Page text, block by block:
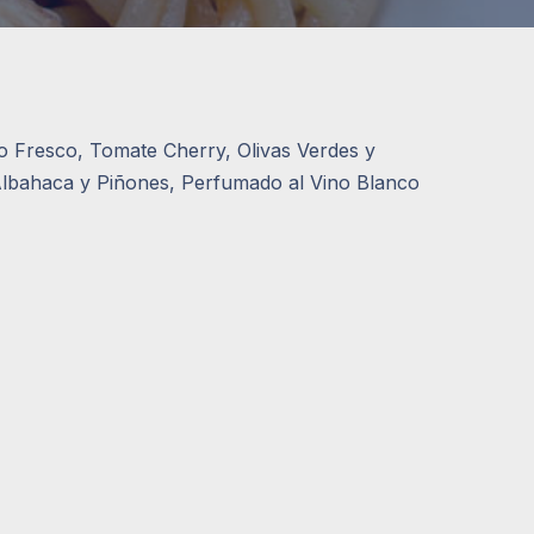
Fresco, Tomate Cherry, Olivas Verdes y
y Piñones, Perfumado al Vino Blanco